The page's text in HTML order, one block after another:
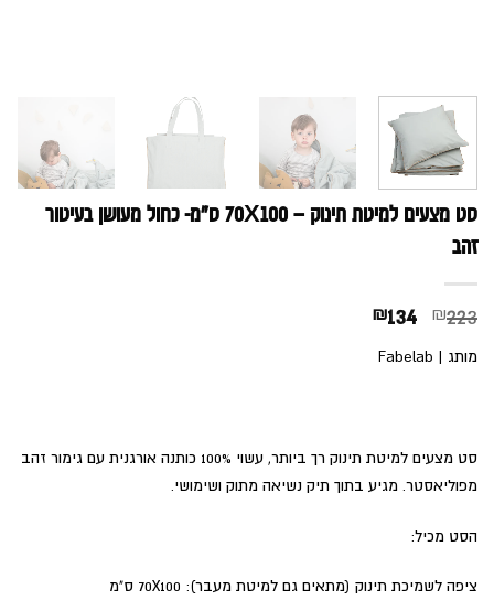
סט מצעים למיטת תינוק – 70X100 ס"מ- כחול מעושן בעיטור
זהב
₪223
המחיר
היה:
₪134
מותג | Fabelab
סט מצעים למיטת תינוק רך ביותר, עשוי 100% כותנה אורגנית עם גימור זהב
מפוליאסטר. מגיע בתוך תיק נשיאה מתוק ושימושי.
הסט מכיל:
ציפה לשמיכת תינוק (מתאים גם למיטת מעבר): 70X100 ס"מ